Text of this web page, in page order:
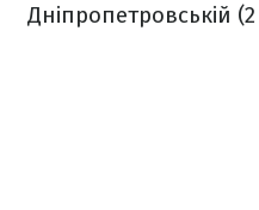
Дніпропетровській